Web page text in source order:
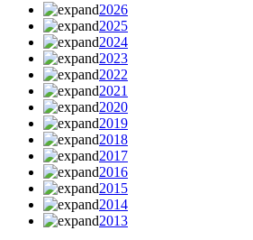
2026
2025
2024
2023
2022
2021
2020
2019
2018
2017
2016
2015
2014
2013